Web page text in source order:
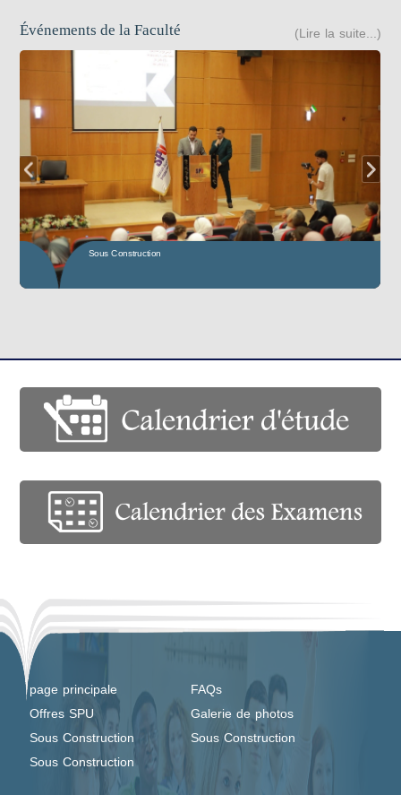
Événements de la Faculté (Lire la suite...)
page principale
FAQs
Offres SPU
Galerie de photos
Sous Construction
Sous Construction
Sous Construction